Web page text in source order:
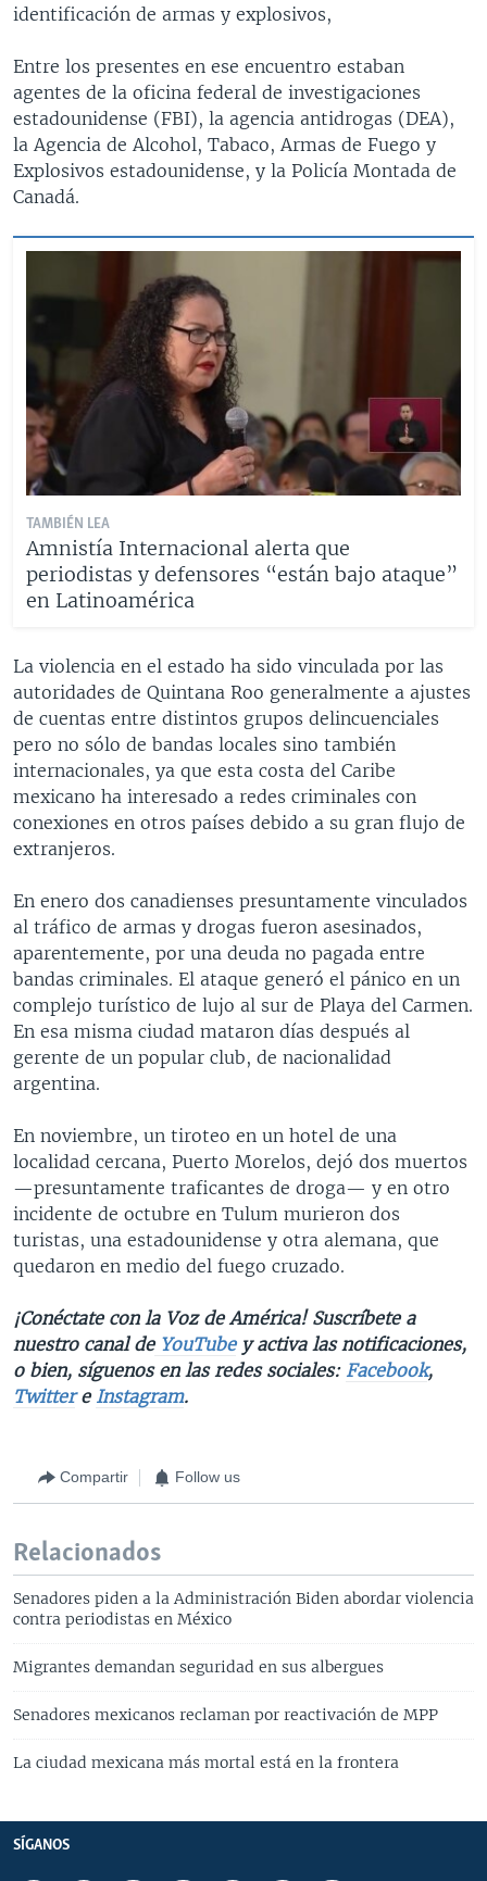
identificación de armas y explosivos,
Entre los presentes en ese encuentro estaban
agentes de la oficina federal de investigaciones
estadounidense (FBI), la agencia antidrogas (DEA),
la Agencia de Alcohol, Tabaco, Armas de Fuego y
Explosivos estadounidense, y la Policía Montada de
Canadá.
TAMBIÉN LEA
Amnistía Internacional alerta que
periodistas y defensores “están bajo ataque”
en Latinoamérica
La violencia en el estado ha sido vinculada por las
autoridades de Quintana Roo generalmente a ajustes
de cuentas entre distintos grupos delincuenciales
pero no sólo de bandas locales sino también
internacionales, ya que esta costa del Caribe
mexicano ha interesado a redes criminales con
conexiones en otros países debido a su gran flujo de
extranjeros.
En enero dos canadienses presuntamente vinculados
al tráfico de armas y drogas fueron asesinados,
aparentemente, por una deuda no pagada entre
bandas criminales. El ataque generó el pánico en un
complejo turístico de lujo al sur de Playa del Carmen.
En esa misma ciudad mataron días después al
gerente de un popular club, de nacionalidad
argentina.
En noviembre, un tiroteo en un hotel de una
localidad cercana, Puerto Morelos, dejó dos muertos
—presuntamente traficantes de droga— y en otro
incidente de octubre en Tulum murieron dos
turistas, una estadounidense y otra alemana, que
quedaron en medio del fuego cruzado.
¡Conéctate con la Voz de América! Suscríbete a
nuestro canal deYouTubey activa las notificaciones,
o bien, síguenos en las redes sociales: Facebook,
Twittere Instagram.
Compartir Follow us
Relacionados
Senadores piden a la Administración Biden abordar violencia
contra periodistas en México
Migrantes demandan seguridad en sus albergues
Senadores mexicanos reclaman por reactivación de MPP
La ciudad mexicana más mortal está en la frontera
SÍGANOS